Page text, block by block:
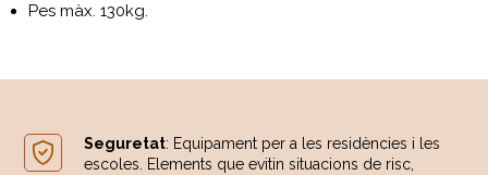
Pes màx. 130kg.
Seguretat: Equipament per a les residències i les
escoles. Elements que evitin situacions de risc,